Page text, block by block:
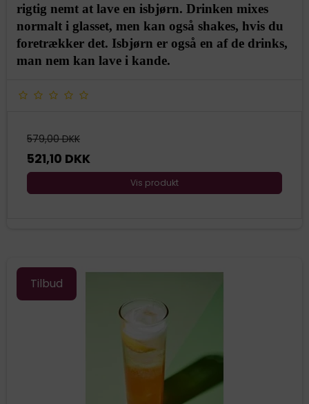
rigtig nemt at lave en isbjørn. Drinken mixes
normalt i glasset, men kan også shakes, hvis du
foretrækker det. Isbjørn er også en af de drinks,
man nem kan lave i kande.
579,00 DKK
521,10 DKK
Vis produkt
Tilbud